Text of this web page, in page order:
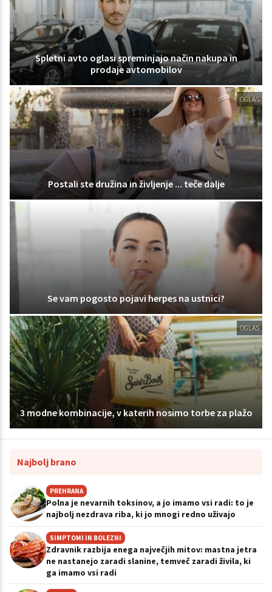
Spletni avto oglasi spreminjajo način nakupa in
prodaje avtomobilov
OGLAS
Postali ste družina in življenje ... teče dalje
Se vam pogosto pojavi herpes na ustnici?
OGLAS
3 modne kombinacije, v katerih nosimo torbe za plažo
Najbolj brano
PREHRANA
Polna je nevarnih toksinov, a jo imamo vsi radi: to je
najbolj nezdrava riba, ki jo mnogi redno uživajo
SIMPTOMI IN BOLEZNI
Zdravnik razbija enega največjih mitov: mastna jetra
ne nastanejo zaradi slanine, temveč zaradi živila, ki
ga imamo vsi radi